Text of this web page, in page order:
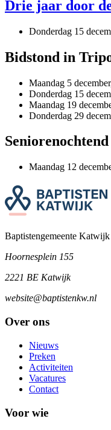
Drie jaar door
Donderdag 15
Bidstond in
Maandag 5
Donderdag 15
Maandag 19
Donderdag 29
Maandag 12
Baptistengemeente Katwijk
Hoornesplein 155
2221 BE Katwijk
website@baptistenkw.nl
Over ons
Nieuws
Preken
Activiteiten
Vacatures
Contact
Voor wie